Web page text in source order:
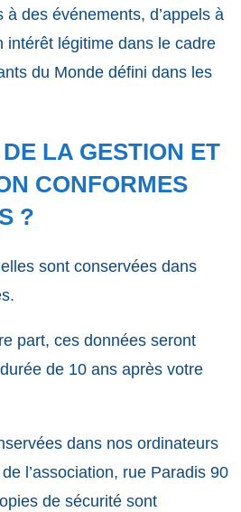
à des événements, d’appels à
légitime dans le cadre
du Monde défini dans les
LA GESTION ET
CONFORMES
?
sont conservées dans
part, ces données seront
de 10 ans après votre
dans nos ordinateurs
l’association, rue Paradis 90
de sécurité sont